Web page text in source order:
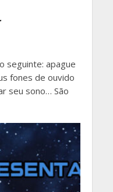
seguinte: apague
fones de ouvido
seu sono… São